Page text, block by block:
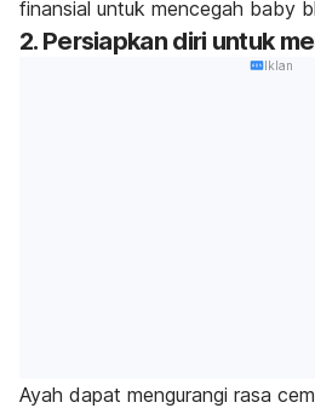
finansial untuk mencegah baby
2. Persiapkan diri untuk
Iklan
Ayah dapat mengurangi rasa